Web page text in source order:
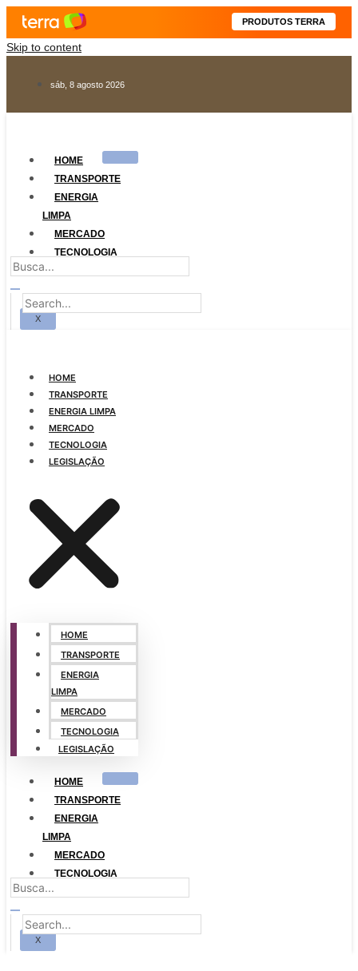
PRODUTOS TERRA
Skip to content
sáb, 8 agosto 2026
HOME
TRANSPORTE
ENERGIA
LIMPA
MERCADO
TECNOLOGIA
X
HOME
TRANSPORTE
ENERGIA LIMPA
MERCADO
TECNOLOGIA
LEGISLAÇÃO
HOME
TRANSPORTE
ENERGIA
LIMPA
MERCADO
TECNOLOGIA
LEGISLAÇÃO
HOME
TRANSPORTE
ENERGIA
LIMPA
MERCADO
TECNOLOGIA
X